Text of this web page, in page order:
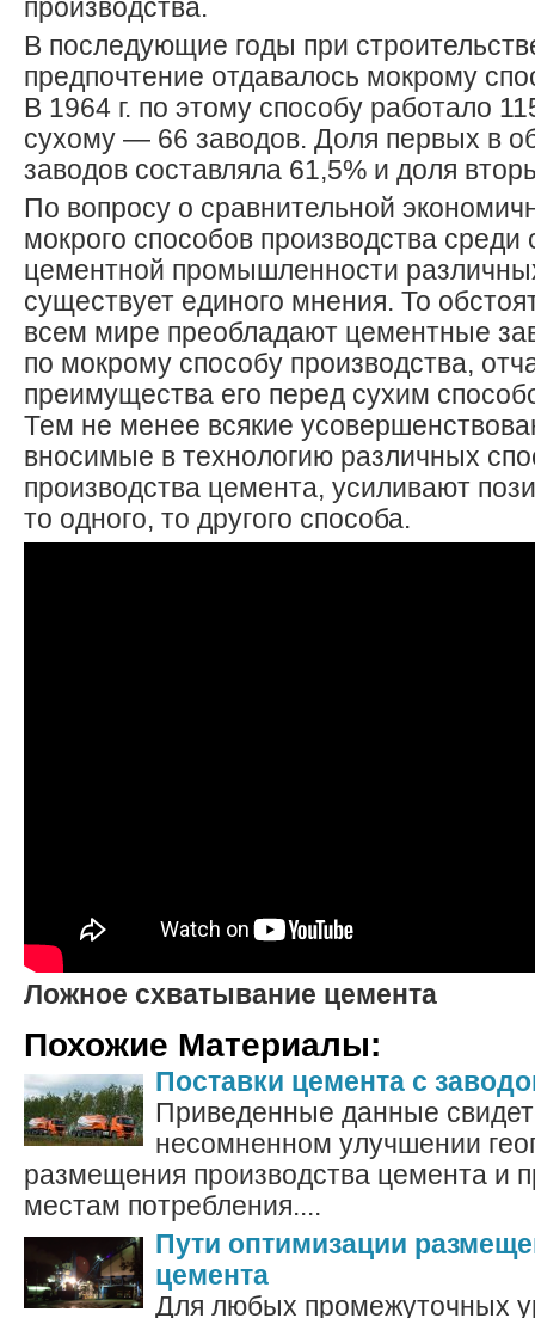
производства.
В последующие годы при
предпочтение отдавалось мокрому
В 1964 г. по этому способу работало
сухому — 66 заводов. Доля первых в
заводов составляла 61,5% и доля
По вопросу о сравнительной
мокрого способов производства среди
цементной промышленности
существует единого мнения. То
всем мире преобладают цементные
по мокрому способу производства,
преимущества его перед сухим
Тем не менее всякие
вносимые в технологию различных
производства цемента, усиливают
то одного, то другого способа.
Ложное схватывание цемента
Похожие Материалы:
Поставки цемента с
Приведенные данные
несомненном улучшении
размещения производства цемента и
местам потребления....
Пути оптимизации
цемента
Для любых промежуточных